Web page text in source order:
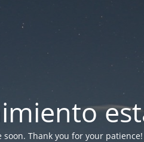
Thank you for your patience!